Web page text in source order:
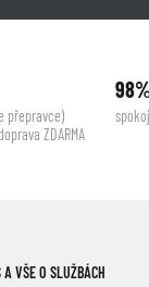
přepravce)
ZDARMA
A VŠE O SLUŽBÁCH